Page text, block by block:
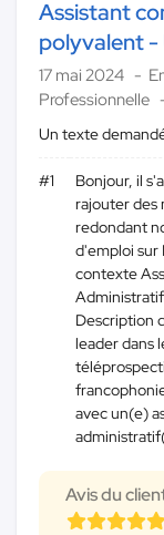
Assistant
polyvalent -
17 mai 2024
Professionnelle
Un texte
#1
Bonjour, il
rajouter des
redondant
d'emploi sur
contexte
Description
leader dans
avec un(e)
Avis du